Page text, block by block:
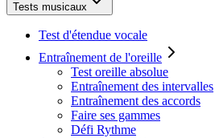
Tests musicaux
Test d'étendue vocale
Entraînement de l'oreille
Test oreille absolue
Entraînement des intervalles
Entraînement des accords
Faire ses gammes
Défi Rythme